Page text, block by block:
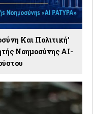
Και Πολιτική’
Νοημοσύνης ΑΙ-